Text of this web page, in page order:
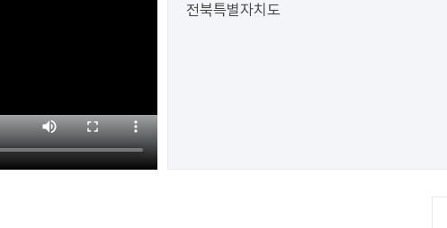
전북특별자치도